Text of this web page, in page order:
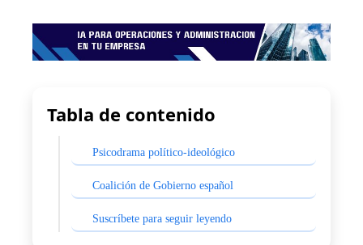
Tabla de contenido
Psicodrama político-ideológico
Coalición de Gobierno español
Suscríbete para seguir leyendo